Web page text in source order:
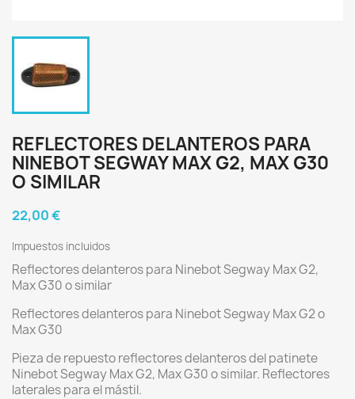
REFLECTORES DELANTEROS PARA
NINEBOT SEGWAY MAX G2, MAX G30
O SIMILAR
22,00 €
Impuestos incluidos
Reflectores delanteros para Ninebot Segway Max G2,
Max G30 o similar
Reflectores delanteros para Ninebot Segway Max G2 o
Max G30
Pieza de repuesto reflectores delanteros del patinete
Ninebot Segway Max G2, Max G30 o similar. Reflectores
laterales para el mástil.